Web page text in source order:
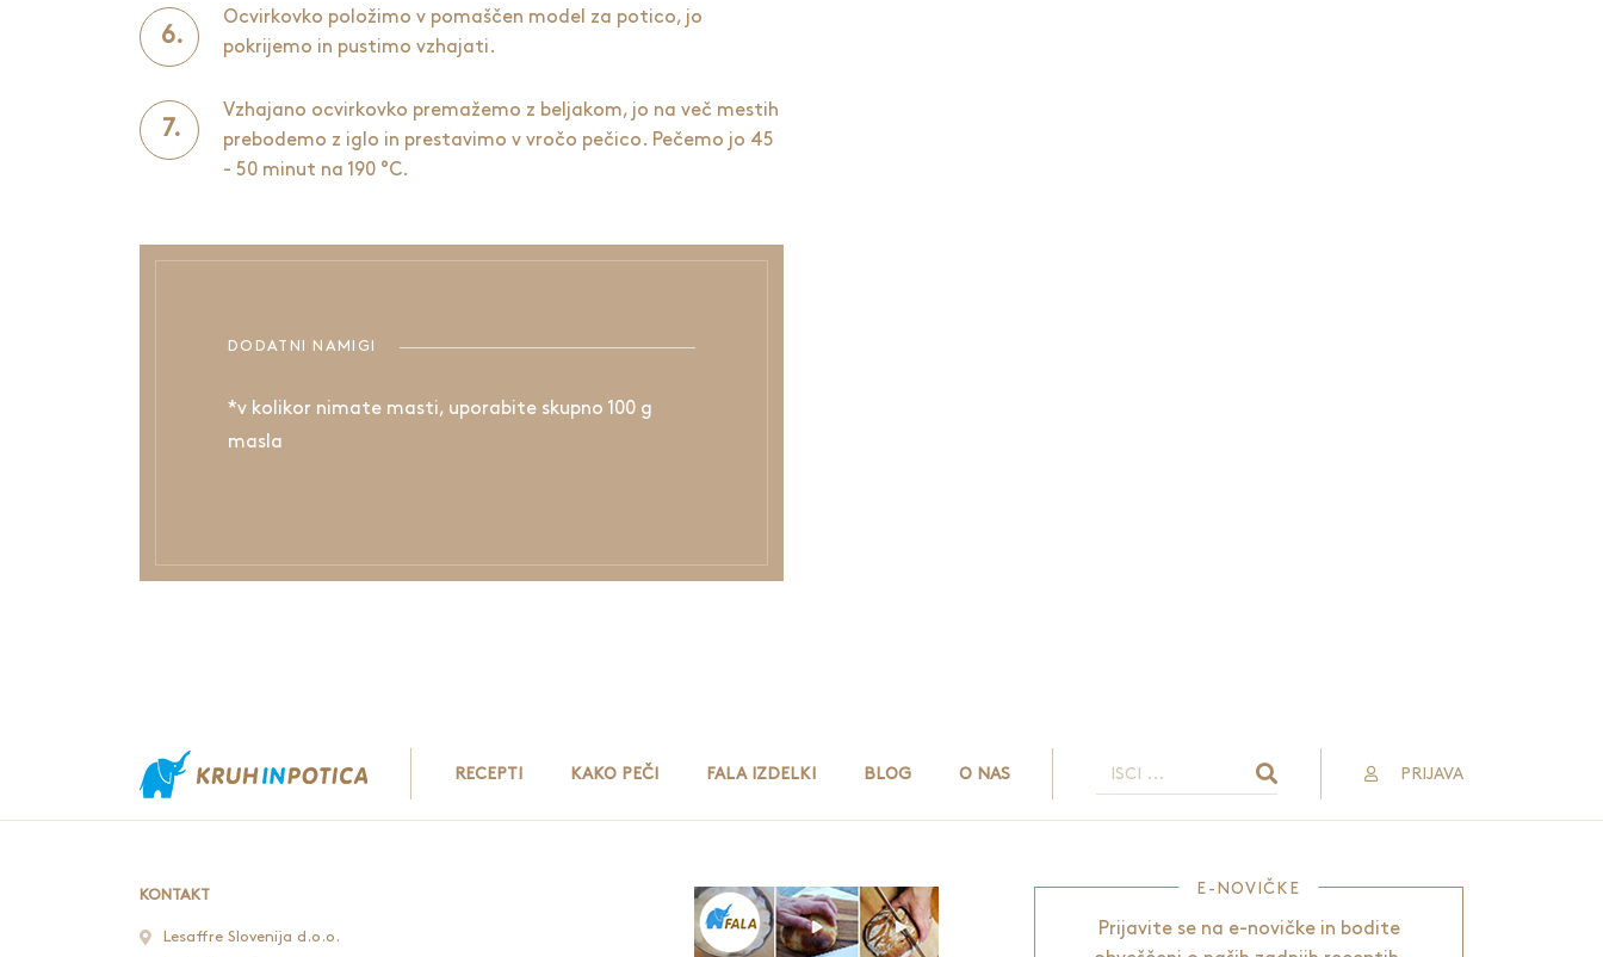
Ocvirkovko položimo v pomaščen model za potico, jo
pokrijemo in pustimo vzhajati.
Vzhajano ocvirkovko premažemo z beljakom, jo na več mestih
prebodemo z iglo in prestavimo v vročo pečico. Pečemo jo 45
- 50 minut na 190 °C.
DODATNI NAMIGI
*v kolikor nimate masti, uporabite skupno 100 g
masla
RECEPTI KAKO PEČI FALA IZDELKI BLOG O NAS PRIJAVA
KONTAKT
Lesaffre Slovenija d.o.o.
E-NOVIČKE
Prijavite se na e-novičke in bodite